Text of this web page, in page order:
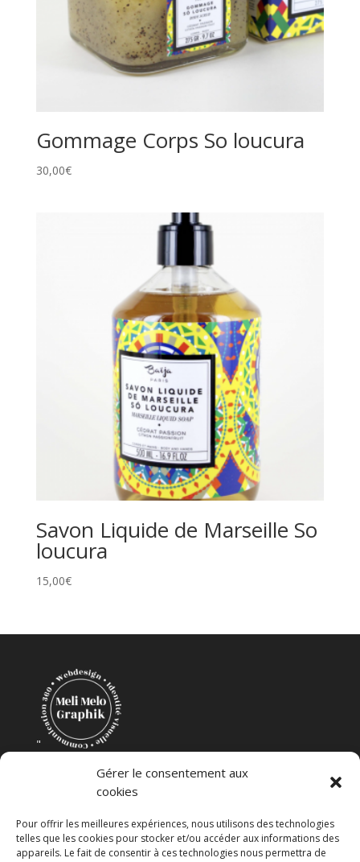
Gérer le consentement aux
cookies
Pour offrir les meilleures expériences, nous utilisons des technologies
telles que les cookies pour stocker et/ou accéder aux informations des
appareils. Le fait de consentir à ces technologies nous permettra de
Gommage Corps So loucura
30,00€
Savon Liquide de Marseille So
loucura
15,00€
"